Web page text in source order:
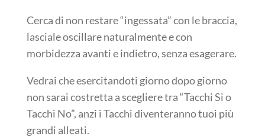
Cerca di non restare “ingessata” con le braccia,
lasciale oscillare naturalmente e con
morbidezza avanti e indietro, senza esagerare.
Vedrai che esercitandoti giorno dopo giorno
non sarai costretta a scegliere tra “Tacchi Si o
Tacchi No”, anzi i Tacchi diventeranno tuoi più
grandi alleati.